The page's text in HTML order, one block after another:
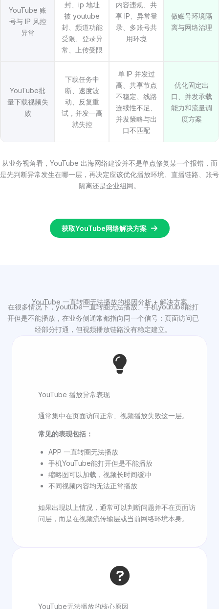
YouTube 账
号与 IP 风控
异常
封、ip 地址
被 youtube
封、频道功能
受限、登录异
常、上传受限
内容违规、共
享 IP、异常登
录、多账号共
用环境
做账号环境隔
离与网络治理
YouTube批
量下载视频失
败
下载任务中
断、速度波
动、反复重
试，并发一高
就失控
单 IP 并发过
高、共享节点
不稳定、线路
连续性不足、
并发策略与出
口不匹配
优化固定出
口、并发承载
能力和流量调
度方案
从业务视角看，YouTube 出海网络建设并不是单点修复某一个报错，而
是先判断异常发生在哪一层，再决定应该优化播放环境、直播链路、账号
隔离还是企业组网。
获取YouTube网络解决方案
YouTube 一直转圈无法播放的根因分析 + 解决方案
在很多情况下，youtube一直转圈无法播放、手机youtube能打
开但是不能播放，在业务侧通常都指向同一个信号：页面访问已
经部分打通，但视频播放链路没有稳定建立。
YouTube 播放异常表现
通常集中在页面访问正常、视频播放失败这一层。
常见的表现包括：
APP 一直转圈无法播放
手机YouTube能打开但是不能播放
缩略图可以加载，视频长时间缓冲
不同视频内容均无法正常播放
如果出现以上情况，通常可以判断问题并不在页面访
问层，而是在视频流传输层或当前网络环境本身。
YouTube无法播放的核心原因